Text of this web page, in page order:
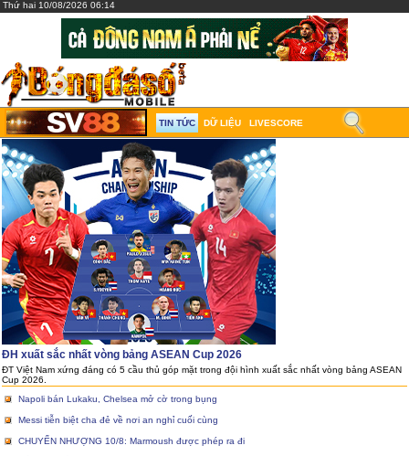
Thứ hai 10/08/2026 06:14
TIN TỨC DỮ LIỆU LIVESCORE
ĐH xuất sắc nhất vòng bảng ASEAN Cup 2026
ĐT Việt Nam xứng đáng có 5 cầu thủ góp mặt trong đội hình xuất sắc nhất vòng bảng ASEAN
Cup 2026.
Napoli bán Lukaku, Chelsea mở cờ trong bụng
Messi tiễn biệt cha đẻ về nơi an nghỉ cuối cùng
CHUYỂN NHƯỢNG 10/8: Marmoush được phép ra đi